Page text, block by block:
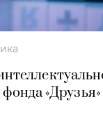
«Друзья»